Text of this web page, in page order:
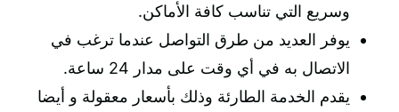
وسريع التي تناسب كافة الأماكن.
يوفر العديد من طرق التواصل عندما ترغب في
الاتصال به في أي وقت على مدار 24 ساعة.
يقدم الخدمة الطارئة وذلك بأسعار معقولة و أيضا